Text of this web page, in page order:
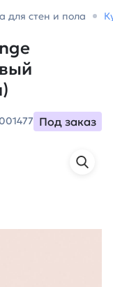
для стен и пола
Под заказ